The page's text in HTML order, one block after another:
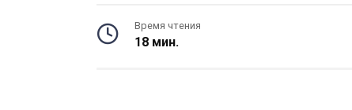
Время чтения
18 мин.